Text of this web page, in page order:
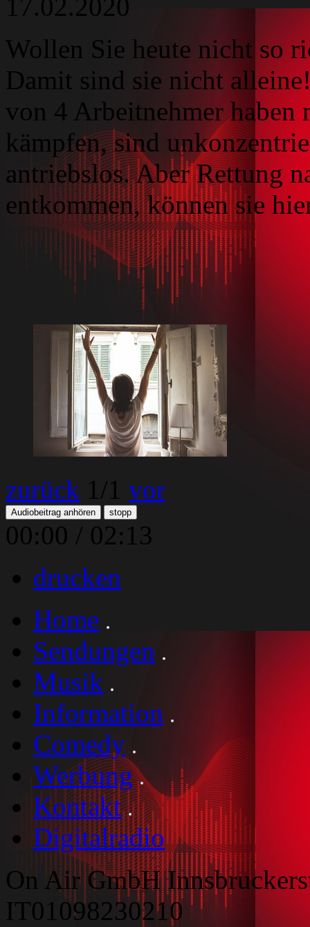
17.02.2020
Wollen Sie heute nicht so
Damit sind sie nicht
von 4 Arbeitnehmer haben
kämpfen, sind
antriebslos. Aber Rettung
entkommen, können sie
zurück 1 /1 vor
Audiobeitrag anhören stopp
00:00 / 02:13
drucken
Home
Sendungen
Musik
Information
Comedy
Werbung
Kontakt
Digitalradio
On Air GmbH
IT01098230210